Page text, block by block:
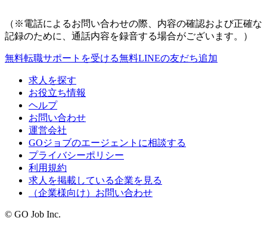
（※電話によるお問い合わせの際、内容の確認および正確な
記録のために、通話内容を録音する場合がございます。）
無料転職サポートを受ける無料LINEの友だち追加
求人を探す
お役立ち情報
ヘルプ
お問い合わせ
運営会社
GOジョブのエージェントに相談する
プライバシーポリシー
利用規約
求人を掲載している企業を見る
（企業様向け）お問い合わせ
© GO Job Inc.